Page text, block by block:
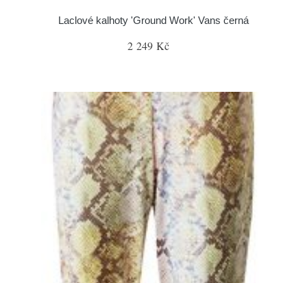
Laclové kalhoty 'Ground Work' Vans černá
2 249 Kč